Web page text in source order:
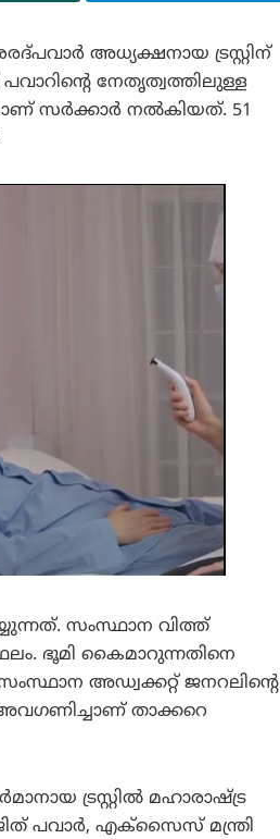
അധ്യക്ഷനായ ട്രസ്റ്റിന്
നേതൃത്വത്തിലുള്ള
സര്‍ക്കാര്‍ നല്‍കിയത്. 51
സംസ്ഥാന വിത്ത്
ഭൂമി കൈമാറുന്നതിനെ
അഡ്വക്കറ്റ് ജനറലിന്റെ
അവഗണിച്ചാണ് താക്കറെ
ട്രസ്റ്റില്‍ മഹാരാഷ്ട്ര
പവാര്‍, എക്‌സൈസ് മന്ത്രി